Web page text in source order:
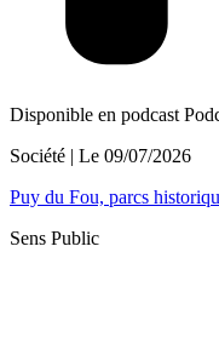
Disponible en podcast
Société | Le 09/07/2026
Puy du Fou, parcs
Sens Public